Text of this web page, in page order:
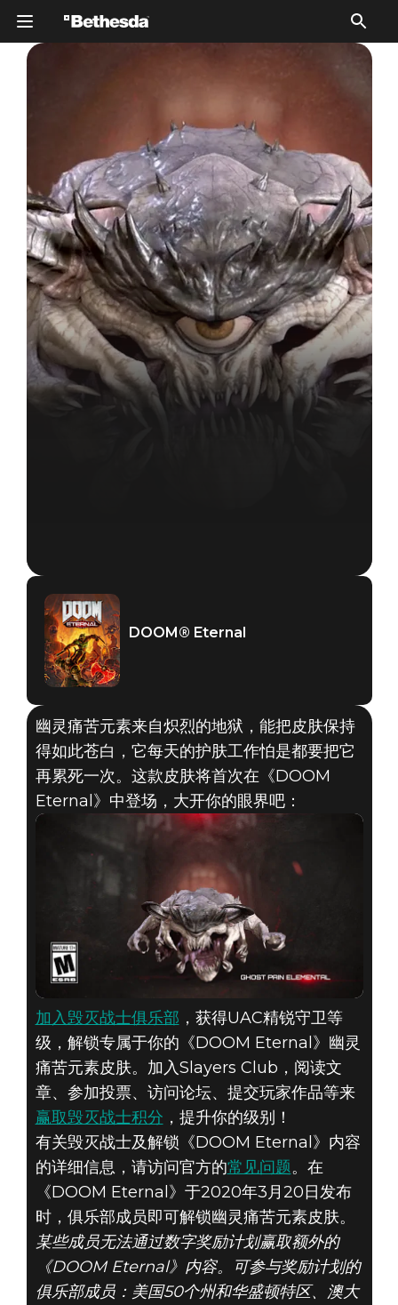
DOOM® Eternal
2019年12月16日
幽灵痛苦元素正
在到处游荡
DOOM® Eternal
幽灵痛苦元素来自炽烈的地狱，能把皮肤保持
得如此苍白，它每天的护肤工作怕是都要把它
再累死一次。这款皮肤将首次在《DOOM
Eternal》中登场，大开你的眼界吧：
加入毁灭战士俱乐部 ，获得UAC精锐守卫等
级，解锁专属于你的《DOOM Eternal》幽灵
痛苦元素皮肤。加入Slayers Club，阅读文
章、参加投票、访问论坛、提交玩家作品等来
赢取毁灭战士积分 ，提升你的级别！
有关毁灭战士及解锁《DOOM Eternal》内容
的详细信息，请访问官方的常见问题。在
《DOOM Eternal》于2020年3月20日发布
时，俱乐部成员即可解锁幽灵痛苦元素皮肤。
某些成员无法通过数字奖励计划赢取额外的
《DOOM Eternal》内容。可参与奖励计划的
俱乐部成员：美国50个州和华盛顿特区、澳大